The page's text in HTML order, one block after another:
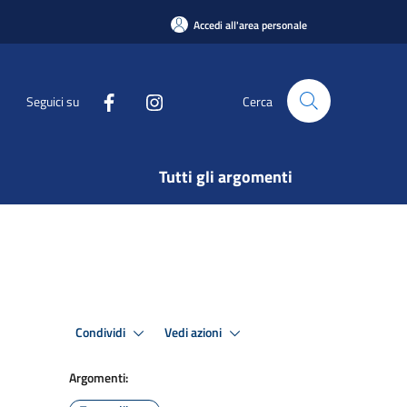
Accedi all'area personale
Seguici su Cerca
Tutti gli argomenti
Condividi Vedi azioni
Argomenti: